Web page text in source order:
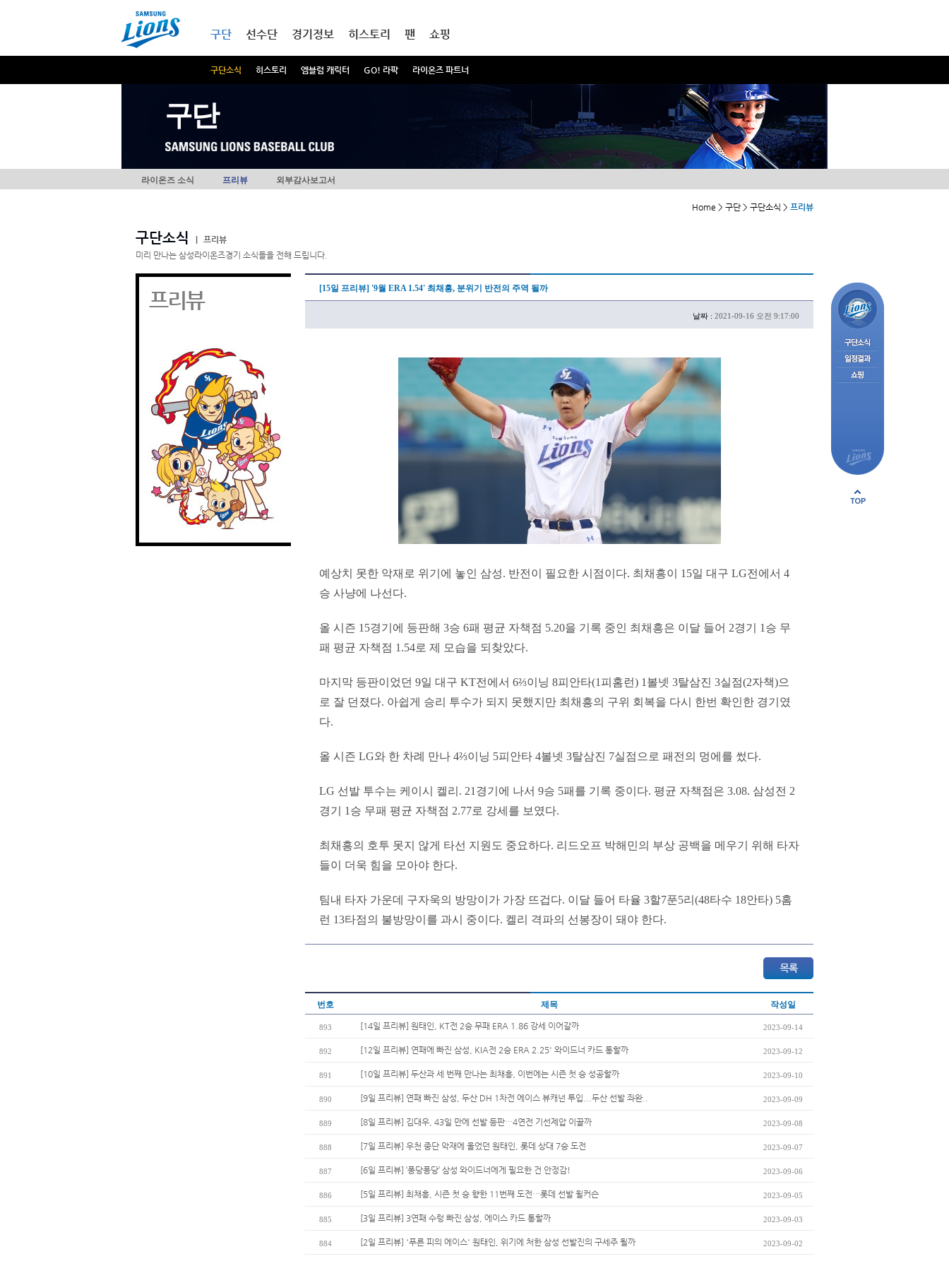
구단
구단소식 히스토리 엠블럼 캐릭터 GO! 라팍 라이온즈 파트너
선수단 경기정보 히스토리 팬 쇼핑
구단
라이온즈 소식 프리뷰 외부감사보고서
Home > 구단 > 구단소식 > 프리뷰
구단소식
프리뷰
미리 만나는 삼성라이온즈경기 소식들을 전해 드립니다.
프리뷰 [15일 프리뷰] '9월 ERA 1.54' 최채흥, 분위기 반전의 주역 될까
날짜 : 2021-09-16 오전 9:17:00
예상치 못한 악재로 위기에 놓인 삼성. 반전이 필요한 시점이다. 최채흥이 15일 대구 LG전에서 4
승 사냥에 나선다.
올 시즌 15경기에 등판해 3승 6패 평균 자책점 5.20을 기록 중인 최채흥은 이달 들어 2경기 1승 무
패 평균 자책점 1.54로 제 모습을 되찾았다.
마지막 등판이었던 9일 대구 KT전에서 6⅔이닝 8피안타(1피홈런) 1볼넷 3탈삼진 3실점(2자책)으
로 잘 던졌다. 아쉽게 승리 투수가 되지 못했지만 최채흥의 구위 회복을 다시 한번 확인한 경기였
다.
올 시즌 LG와 한 차례 만나 4⅔이닝 5피안타 4볼넷 3탈삼진 7실점으로 패전의 멍에를 썼다.
LG 선발 투수는 케이시 켈리. 21경기에 나서 9승 5패를 기록 중이다. 평균 자책점은 3.08. 삼성전 2
경기 1승 무패 평균 자책점 2.77로 강세를 보였다.
최채흥의 호투 못지 않게 타선 지원도 중요하다. 리드오프 박해민의 부상 공백을 메우기 위해 타자
들이 더욱 힘을 모아야 한다.
팀내 타자 가운데 구자욱의 방망이가 가장 뜨겁다. 이달 들어 타율 3할7푼5리(48타수 18안타) 5홈
런 13타점의 불방망이를 과시 중이다. 켈리 격파의 선봉장이 돼야 한다.
번호 제목 작성일
893 [14일 프리뷰] 원태인, KT전 2승 무패 ERA 1.86 강세 이어갈까 2023-09-14
892 [12일 프리뷰] 연패에 빠진 삼성, KIA전 2승 ERA 2.25' 와이드너 카드 통할까 2023-09-12
891 [10일 프리뷰] 두산과 세 번째 만나는 최채흥, 이번에는 시즌 첫 승 성공할까 2023-09-10
890 [9일 프리뷰] 연패 빠진 삼성, 두산 DH 1차전 에이스 뷰캐넌 투입...두산 선발 좌완.. 2023-09-09
889 [8일 프리뷰] 김대우, 43일 만에 선발 등판…4연전 기선제압 이끌까 2023-09-08
888 [7일 프리뷰] 우천 중단 악재에 울었던 원태인, 롯데 상대 7승 도전 2023-09-07
887 [6일 프리뷰] ‘퐁당퐁당’ 삼성 와이드너에게 필요한 건 안정감! 2023-09-06
886 [5일 프리뷰] 최채흥, 시즌 첫 승 향한 11번째 도전…롯데 선발 윌커슨 2023-09-05
885 [3일 프리뷰] 3연패 수렁 빠진 삼성, 에이스 카드 통할까 2023-09-03
884 [2일 프리뷰] '푸른 피의 에이스' 원태인, 위기에 처한 삼성 선발진의 구세주 될까 2023-09-02